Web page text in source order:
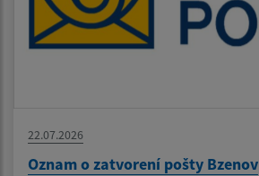
22.07.2026
Oznam o zatvorení pošty Bzenov